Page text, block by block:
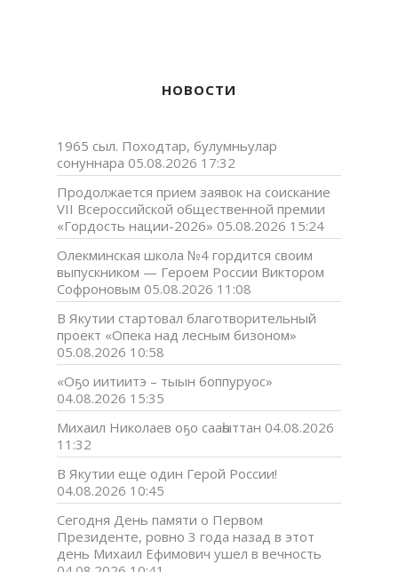
НОВОСТИ
1965 сыл. Походтар, булумньулар
сонуннара 05.08.2026 17:32
Продолжается прием заявок на соискание
VII Всероссийской общественной премии
«Гордость нации-2026» 05.08.2026 15:24
Олекминская школа №4 гордится своим
выпускником — Героем России Виктором
Софроновым 05.08.2026 11:08
В Якутии стартовал благотворительный
проект «Опека над лесным бизоном»
05.08.2026 10:58
«Оҕо иитиитэ – тыын боппуруос»
04.08.2026 15:35
Михаил Николаев оҕо сааһыттан 04.08.2026
11:32
В Якутии еще один Герой России!
04.08.2026 10:45
Сегодня День памяти о Первом
Президенте, ровно 3 года назад в этот
день Михаил Ефимович ушел в вечность